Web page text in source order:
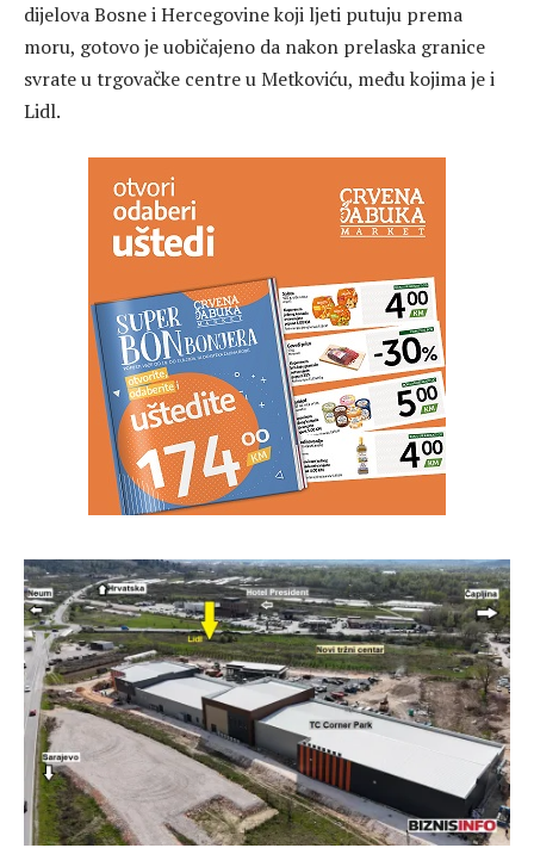
dijelova Bosne i Hercegovine koji ljeti putuju prema
moru, gotovo je uobičajeno da nakon prelaska granice
svrate u trgovačke centre u Metkoviću, među kojima je i
Lidl.